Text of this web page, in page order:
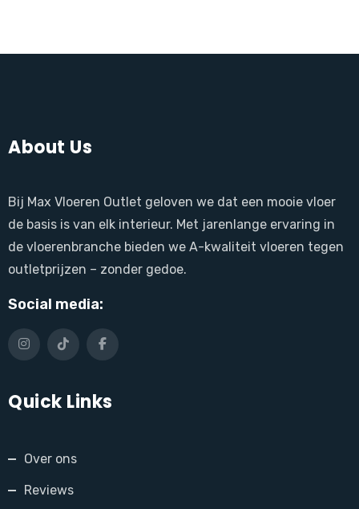
About Us
Bij Max Vloeren Outlet geloven we dat een mooie vloer
de basis is van elk interieur. Met jarenlange ervaring in
de vloerenbranche bieden we A-kwaliteit vloeren tegen
outletprijzen – zonder gedoe.
Social media:
Quick Links
Over ons
Reviews